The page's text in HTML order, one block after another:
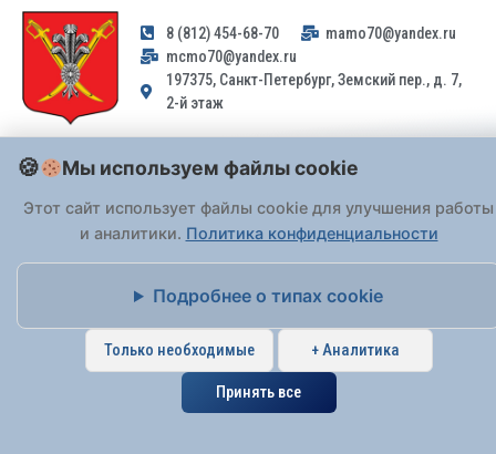
8 (812) 454-68-70
mamo70@yandex.ru
mcmo70@yandex.ru
197375, Санкт-Петербург, Земский пер., д. 7,
2-й этаж
Заявления и обращения граждан и организаций, поступившие на
адрес email, не могут быть рассмотрены на основании
Федерального закона от 02.05.2006 № 59-ФЗ. Обращения
принимаются только: по почте, черезпортал «Госуслуги» (ЕПГУ)
Мы используем файлы cookie
Этот сайт использует файлы cookie для улучшения работы
и аналитики. Политика конфиденциальности
Подробнее о типах cookie
Только необходимые + Аналитика
Принять все